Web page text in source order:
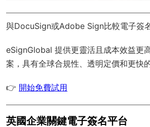
與DocuSign或Adobe Sign比較電子簽
eSignGlobal 提供更靈活且成本效益更
案，具有全球合規性、透明定價和更快
👉 開始免費試用
英國企業關鍵電子簽名平台